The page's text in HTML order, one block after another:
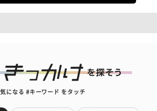
気になる #キーワード をタッチ